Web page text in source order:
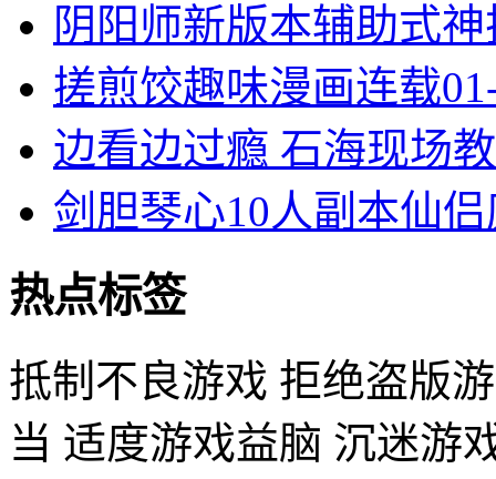
阴阳师新版本辅助式
搓煎饺趣味漫画连载
边看边过瘾 石海现场
剑胆琴心10人副本仙
热点标签
抵制不良游戏 拒绝盗版
当 适度游戏益脑 沉迷游